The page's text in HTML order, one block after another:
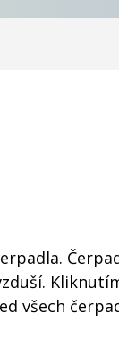
všech